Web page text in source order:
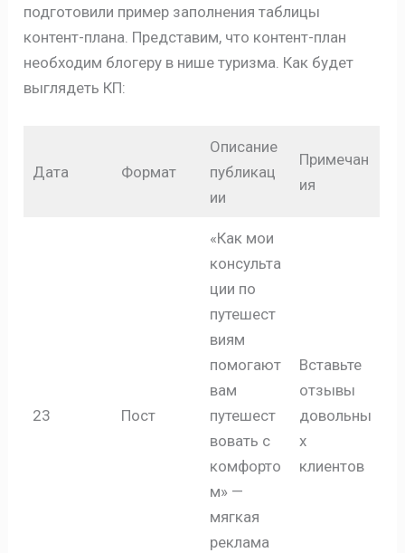
подготовили пример заполнения таблицы
контент-плана. Представим, что контент-план
необходим блогеру в нише туризма. Как будет
выглядеть КП:
Дата Формат
Описание
публикац
ии
Примечан
ия
23 Пост
«Как мои
консульта
ции по
путешест
виям
помогают
вам
путешест
вовать с
комфорто
м» —
мягкая
реклама
Вставьте
отзывы
довольны
х
клиентов